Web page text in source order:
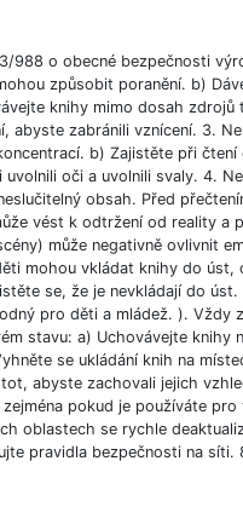
988 o obecné bezpečnosti
způsobit poranění. b)
knihy mimo dosah zdrojů
abyste zabránili vznícení. 3.
b) Zajistěte při
oči a uvolnili svaly. 4.
obsah. Před
vést k odtržení od reality a
může negativně ovlivnit
mohou vkládat knihy do úst,
se, že je nevkládají do
pro děti a mládež. ). Vždy
stavu: a) Uchovávejte knihy
se ukládání knih na
abyste zachovali jejich
pokud je používáte pro
oblastech se rychle
pravidla bezpečnosti na síti.